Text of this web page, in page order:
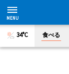
34°C 食べる